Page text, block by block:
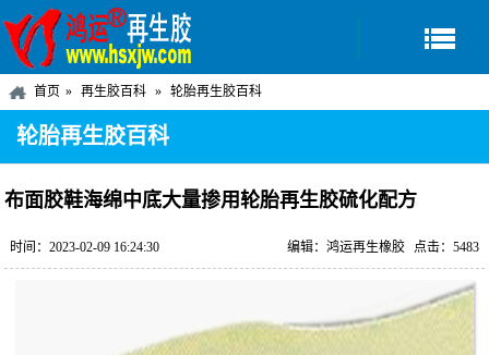
首页 再生胶百科 轮胎再生胶百科
轮胎再生胶百科
布面胶鞋海绵中底大量掺用轮胎再生胶硫化配方
时间：2023-02-09 16:24:30 点击：5483
编辑：鸿运再生橡胶